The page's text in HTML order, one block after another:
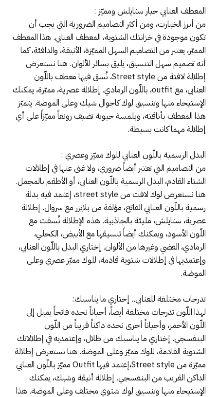
المعطف العنابي خيار ستايلش ومميّز :
من أبرز الخيارت، ومن أكثر التصاميم الضرورية التي يجب أن
تكون موجودة في خزانتك الشتوية، المعطف العنابي. هذا المعطف
المميّز، يعتبر من التصاميم السهل المميّزة، الأنيقة، والدافئة، كما
أنه تصميم سهل التنسيق، يليق بسائر الألوان. هنا نستعرض
إطلالة لافتة من Street style، نُسق فيها معطف باللّون
العنابي، مع outfit، باللّون الرمادي. إطلالة عصرية، مميّزة، يمكنك
الإستيحاء منها وتنسيق لوك كاجوال شيك وعلى الموضة. يتميّز
هذا المعطف بأناقته، وبلمسة حيوية تضيف رونقاً مميّزاً على أي
إطلالة مهما كانت بسيطة.
البدل الرسمية باللّون العنابي للوك مميّز وعصري :
من التصاميم التي تعتبر أيضاً ضروري، ولا غنى عنها في إطلالات
الشتاء القادم، البدل الرسمية باللّون العنابي، أو الأطقم بالمجمل.
هنا نستعرض لوك لافت من street style، إعتمد فيه بدلة
رسمية باللّون العنابي الفاتح، مؤلفة من بلايزر مع سروال. إطلالة
عصرية، ستايلش، مليئة بالجاذبية. هذه الإطلالة نُسقت مع
اللّون الأسود، ويمكنك أيضاً تنسيقها مع الأبيض، الكحلي،
الرمادي، الفضي وغيرها من الألوان. إختاري البدل باللّون العنابي،
وإعتمديها في إطلالات شتوية قادمة، للوك مميّز عصري وعلى
الموضة.
تدرجات مختلفة للعنابي.. إختاري ما يناسبك:
لهذا اللّون تدرجات مختلفة أيضاً، أحياناً نجده فاتحاً يميل إلى
اللّون الأحمر، وأحياناً أخرى نجده داكناً قريباً من اللّون
البنفسجي. إختاري ما يناسبك من ظلال، وإعتمديه في إطلالاتك
الشتوية القادمة، للوك مميّز وعلى الموضة. هنا نستعرض إطلالة
مميّزة من Street style،إعتمد فيها Outfit مميّز باللّون العنابي
الداكن القريب من البنفسجي. إطلالة أنيقة وشيك، يمكنك
الإستيحاء منها وتنسيق لوك شتوي مختلف وعلى الموضة. هذا